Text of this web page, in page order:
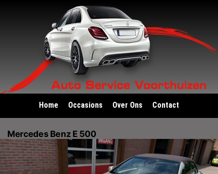
Home Occasions Over Ons Contact
Mercedes Benz E 500